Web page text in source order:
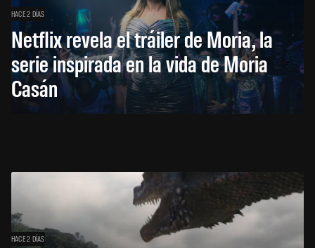
HACE 2 DÍAS
Netflix revela el tráiler de Moria, la
serie inspirada en la vida de Moria
Casán
HACE 2 DÍAS